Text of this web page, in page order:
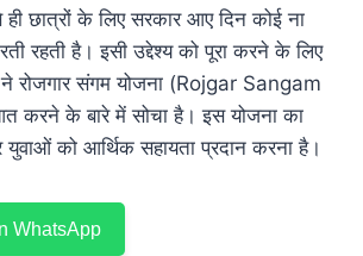
छात्रों के लिए सरकार आए दिन कोई ना
रहती है। इसी उद्देश्य को पूरा करने के लिए
ने रोजगार संगम योजना (Rojgar Sangam
करने के बारे में सोचा है। इस योजना का
युवाओं को आर्थिक सहायता प्रदान करना है।
WhatsApp